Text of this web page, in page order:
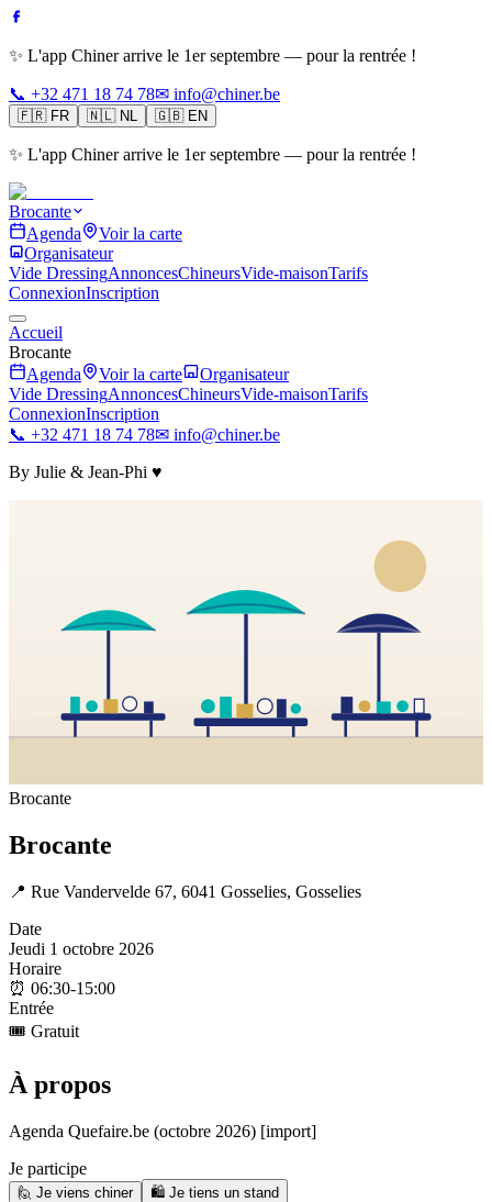
✨ L'app Chiner arrive le 1er septembre — pour la rentrée !
📞 +32 471 18 74 78✉ info@chiner.be
🇫🇷 FR 🇳🇱 NL 🇬🇧 EN
✨ L'app Chiner arrive le 1er septembre — pour la rentrée !
Brocante
Agenda
Voir la carte
Organisateur
Vide DressingAnnoncesChineursVide-maisonTarifs
ConnexionInscription
Accueil
Brocante
Agenda
Voir la carte
Organisateur
Vide DressingAnnoncesChineursVide-maisonTarifs
ConnexionInscription
📞 +32 471 18 74 78✉ info@chiner.be
By Julie & Jean-Phi ♥
Brocante
Brocante
📍 Rue Vandervelde 67, 6041 Gosselies, Gosselies
Date
Jeudi 1 octobre 2026
Horaire
⏰ 06:30-15:00
Entrée
🎟️ Gratuit
À propos
Agenda Quefaire.be (octobre 2026) [import]
Je participe
🙋 Je viens chiner 🛍️ Je tiens un stand